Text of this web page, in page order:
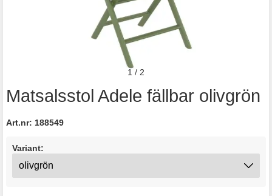
Matsalsstol Adele fällbar olivgrön
Art.nr: 188549
Variant:
1 / 2